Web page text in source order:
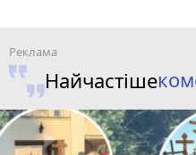
Найчастіше